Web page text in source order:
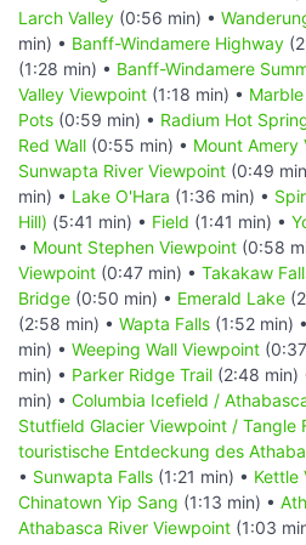
Larch Valley (0:56 min) •
min) • Banff-Windamere Highway
(1:28 min) • Banff-Windamere
Valley Viewpoint (1:18 min) •
Pots (0:59 min) • Radium Hot
Red Wall (0:55 min) • Mount Amery
Sunwapta River Viewpoint (0:49
min) • Lake O'Hara (1:36 min) •
Hill) (5:41 min) • Field (1:41 min) •
• Mount Stephen Viewpoint (0:58
Viewpoint (0:47 min) • Takakaw
Bridge (0:50 min) • Emerald Lake
(2:58 min) • Wapta Falls (1:52 min) •
min) • Weeping Wall Viewpoint
min) • Parker Ridge Trail (2:48 min)
min) • Columbia Icefield /
Stutfield Glacier Viewpoint / Tangle
touristische Entdeckung des
• Sunwapta Falls (1:21 min) • Kettle
Chinatown Yip Sang (1:13 min) •
Athabasca River Viewpoint (1:03